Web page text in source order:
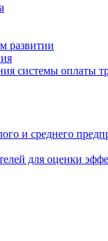
развитии
системы оплаты
и среднего
для оценки